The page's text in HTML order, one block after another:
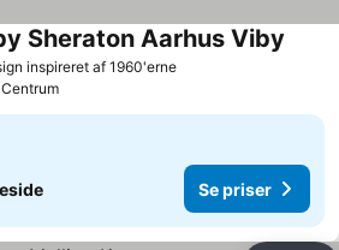
inspireret af 1960'erne
Sheraton Aarhus Viby
Se priser